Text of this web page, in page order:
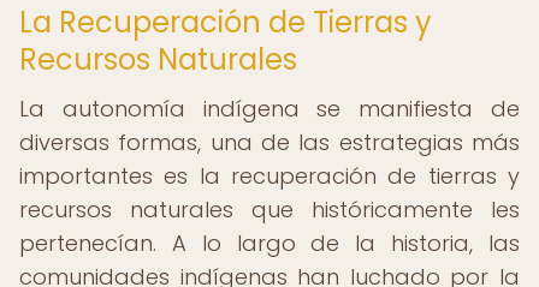
La Recuperación de Tierras y
Recursos Naturales
La autonomía indígena se manifiesta de
diversas formas, una de las estrategias más
importantes es la recuperación de tierras y
recursos naturales que históricamente les
pertenecían. A lo largo de la historia, las
comunidades indígenas han luchado por la